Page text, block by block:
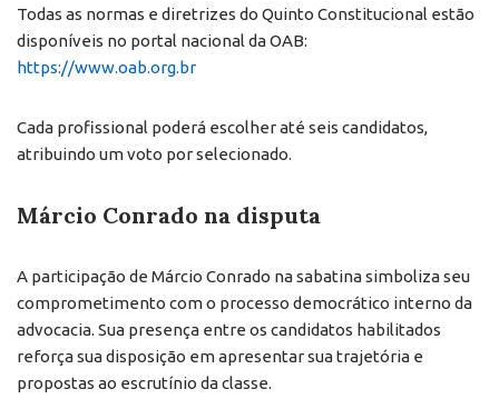
Todas as normas e diretrizes do Quinto Constitucional estão
disponíveis no portal nacional da OAB:
https://www.oab.org.br
Cada profissional poderá escolher até seis candidatos,
atribuindo um voto por selecionado.
Márcio Conrado na disputa
A participação de Márcio Conrado na sabatina simboliza seu
comprometimento com o processo democrático interno da
advocacia. Sua presença entre os candidatos habilitados
reforça sua disposição em apresentar sua trajetória e
propostas ao escrutínio da classe.